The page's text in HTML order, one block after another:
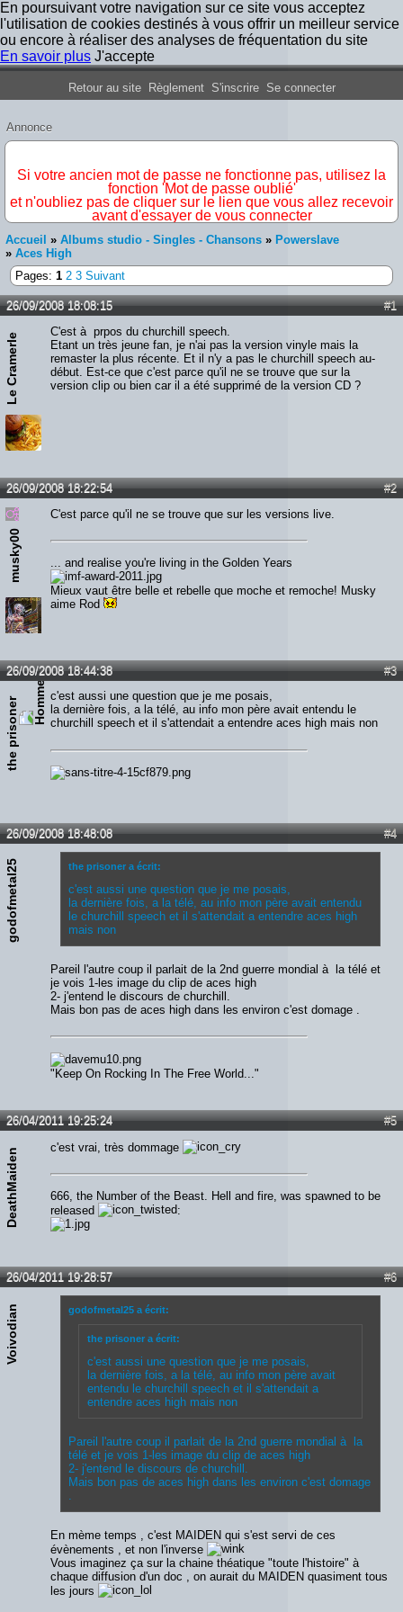
En poursuivant votre navigation sur ce site vous acceptez
l'utilisation de cookies destinés à vous offrir un meilleur service
ou encore à réaliser des analyses de fréquentation du site
En savoir plus J'accepte
Forum Iron Maiden France
Retour au site Règlement S'inscrire Se connecter
Annonce
Si votre ancien mot de passe ne fonctionne pas, utilisez la
fonction 'Mot de passe oublié'
et n'oubliez pas de cliquer sur le lien que vous allez recevoir
avant d'essayer de vous connecter
Accueil » Albums studio - Singles - Chansons » Powerslave
» Aces High
Pages: 1 2 3 Suivant
#1
26/09/2008 18:08:15
Le Cramerle
C'est à prpos du churchill speech.
Etant un très jeune fan, je n'ai pas la version vinyle mais la
remaster la plus récente. Et il n'y a pas le churchill speech au-
début. Est-ce que c'est parce qu'il ne se trouve que sur la
version clip ou bien car il a été supprimé de la version CD ?
#2
26/09/2008 18:22:54
musky00
C'est parce qu'il ne se trouve que sur les versions live.
... and realise you're living in the Golden Years
Mieux vaut être belle et rebelle que moche et remoche! Musky
aime Rod
#3
26/09/2008 18:44:38
the prisoner
c'est aussi une question que je me posais,
la dernière fois, a la télé, au info mon père avait entendu le
churchill speech et il s'attendait a entendre aces high mais non
#4
26/09/2008 18:48:08
godofmetal25 the prisoner a écrit:
c'est aussi une question que je me posais,
la dernière fois, a la télé, au info mon père avait entendu
le churchill speech et il s'attendait a entendre aces high
mais non
Pareil l'autre coup il parlait de la 2nd guerre mondial à la télé et
je vois 1-les image du clip de aces high
2- j'entend le discours de churchill.
Mais bon pas de aces high dans les environ c'est domage .
"Keep On Rocking In The Free World..."
#5
26/04/2011 19:25:24
DeathMaiden c'est vrai, très dommage
666, the Number of the Beast. Hell and fire, was spawned to be
released
:
#6
26/04/2011 19:28:57
Voivodian godofmetal25 a écrit:
the prisoner a écrit:
c'est aussi une question que je me posais,
la dernière fois, a la télé, au info mon père avait
entendu le churchill speech et il s'attendait a
entendre aces high mais non
Pareil l'autre coup il parlait de la 2nd guerre mondial à la
télé et je vois 1-les image du clip de aces high
2- j'entend le discours de churchill.
Mais bon pas de aces high dans les environ c'est domage
.
En mème temps , c'est MAIDEN qui s'est servi de ces
évènements , et non l'inverse
Vous imaginez ça sur la chaine théatique "toute l'histoire" à
chaque diffusion d'un doc , on aurait du MAIDEN quasiment tous
les jours